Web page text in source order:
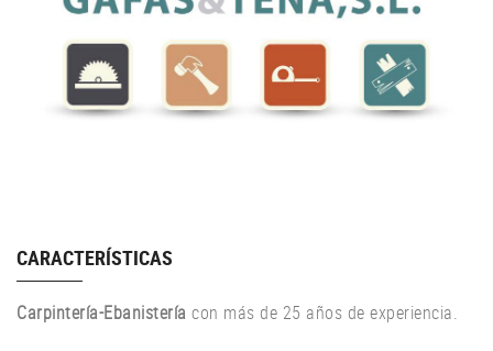
CARACTERÍSTICAS
Carpintería-Ebanistería con más de 25 años de experiencia.